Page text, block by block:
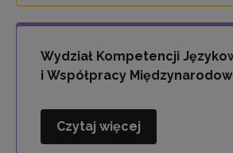
Zawodowego
i
Zawodowego
Wydział Kompetencji
i Współpracy
Wydział
Czytaj więcej